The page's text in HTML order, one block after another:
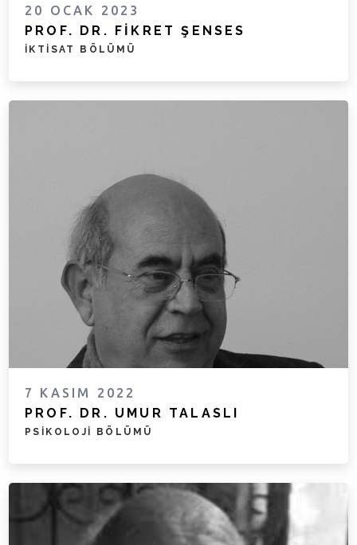
20 OCAK 2023
PROF. DR. FIKRET ŞENSES
İKTISAT BÖLÜMÜ
7 KASIM 2022
PROF. DR. UMUR TALASLI
PSIKOLOJI BÖLÜMÜ